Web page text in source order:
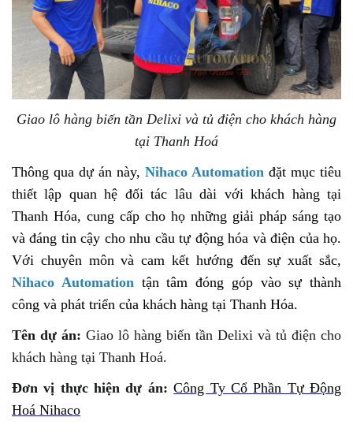
Giao lô hàng biến tần Delixi và tủ điện cho khách hàng
tại Thanh Hoá
Thông qua dự án này, Nihaco Automation đặt mục tiêu
thiết lập quan hệ đối tác lâu dài với khách hàng tại
Thanh Hóa, cung cấp cho họ những giải pháp sáng tạo
và đáng tin cậy cho nhu cầu tự động hóa và điện của họ.
Với chuyên môn và cam kết hướng đến sự xuất sắc,
Nihaco Automationtận tâm đóng góp vào sự thành
công và phát triển của khách hàng tại Thanh Hóa.
Tên dự án: Giao lô hàng biến tần Delixi và tủ điện cho
khách hàng tại Thanh Hoá.
Đơn vị thực hiện dự án: Công Ty Cổ Phần Tự Động
Hoá Nihaco